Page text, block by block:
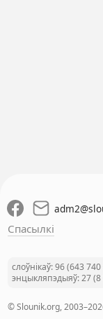
adm2@
Спасылкі
слоўнікаў: 96 (643
энцыкляпэдыяў: 27 (8
© Slounik.org,